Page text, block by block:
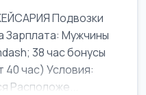
Подвозки
Зарплата: Мужчины
38 час бонусы
40 час) Условия:
Расположе...